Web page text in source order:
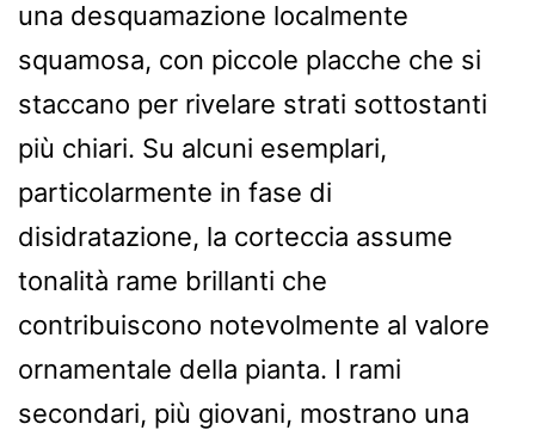
una desquamazione localmente
squamosa, con piccole placche che si
staccano per rivelare strati sottostanti
più chiari. Su alcuni esemplari,
particolarmente in fase di
disidratazione, la corteccia assume
tonalità rame brillanti che
contribuiscono notevolmente al valore
ornamentale della pianta. I rami
secondari, più giovani, mostrano una